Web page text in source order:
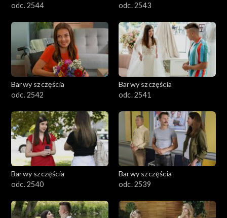
odc. 2544
odc. 2543
Barwy szczęścia
odc. 2542
Barwy szczęścia
odc. 2541
Barwy szczęścia
odc. 2540
Barwy szczęścia
odc. 2539